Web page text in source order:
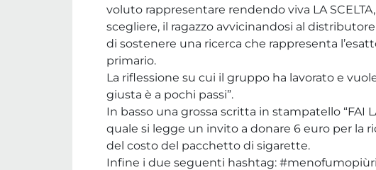
voluto rappresentare rendendo viva LA
scegliere, il ragazzo avvicinandosi al
di sostenere una ricerca che rappresenta
primario.
La riflessione su cui il gruppo ha lavorato e
giusta è a pochi passi”.
In basso una grossa scritta in stampatello “FAI
quale si legge un invito a donare 6 euro per la
del costo del pacchetto di sigarette.
Infine i due seguenti hashtag: